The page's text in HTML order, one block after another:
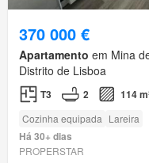
370 000 €
Apartamento em Mina
Distrito de Lisboa
T3 2 114
Cozinha equipada Lareira
Há 30+ dias
PROPERSTAR